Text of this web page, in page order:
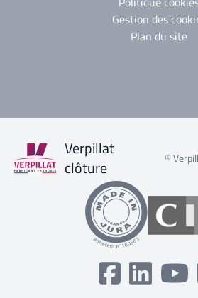
Gestion des
Plan du site
Verpillat
clôture
©